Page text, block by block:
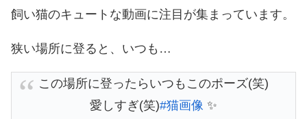
飼い猫のキュートな動画に注目が集まっています。
狭い場所に登ると、いつも…
この場所に登ったらいつもこのポーズ(笑)
愛しすぎ(笑)#猫画像 ✨